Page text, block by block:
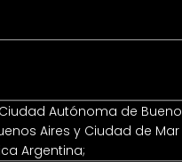
Autónoma de
Aires y Ciudad de
Argentina;